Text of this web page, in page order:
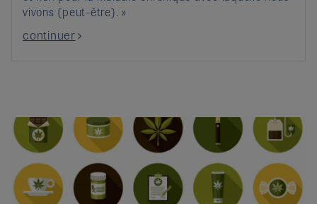
vivons (peut-être). »
continuer